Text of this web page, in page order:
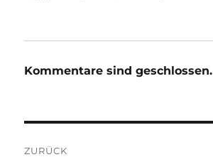
Kommentare sind geschlossen.
ZURÜCK